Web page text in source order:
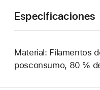
Especificaciones
Material: Filamentos
posconsumo, 80 %